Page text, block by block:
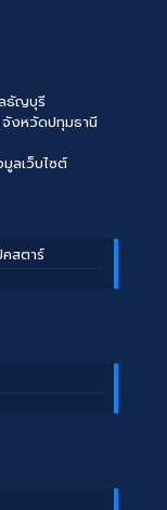
ธัญบุรี
งหวัดปทุมธานี
ลเว็บไซต์
สตาร์